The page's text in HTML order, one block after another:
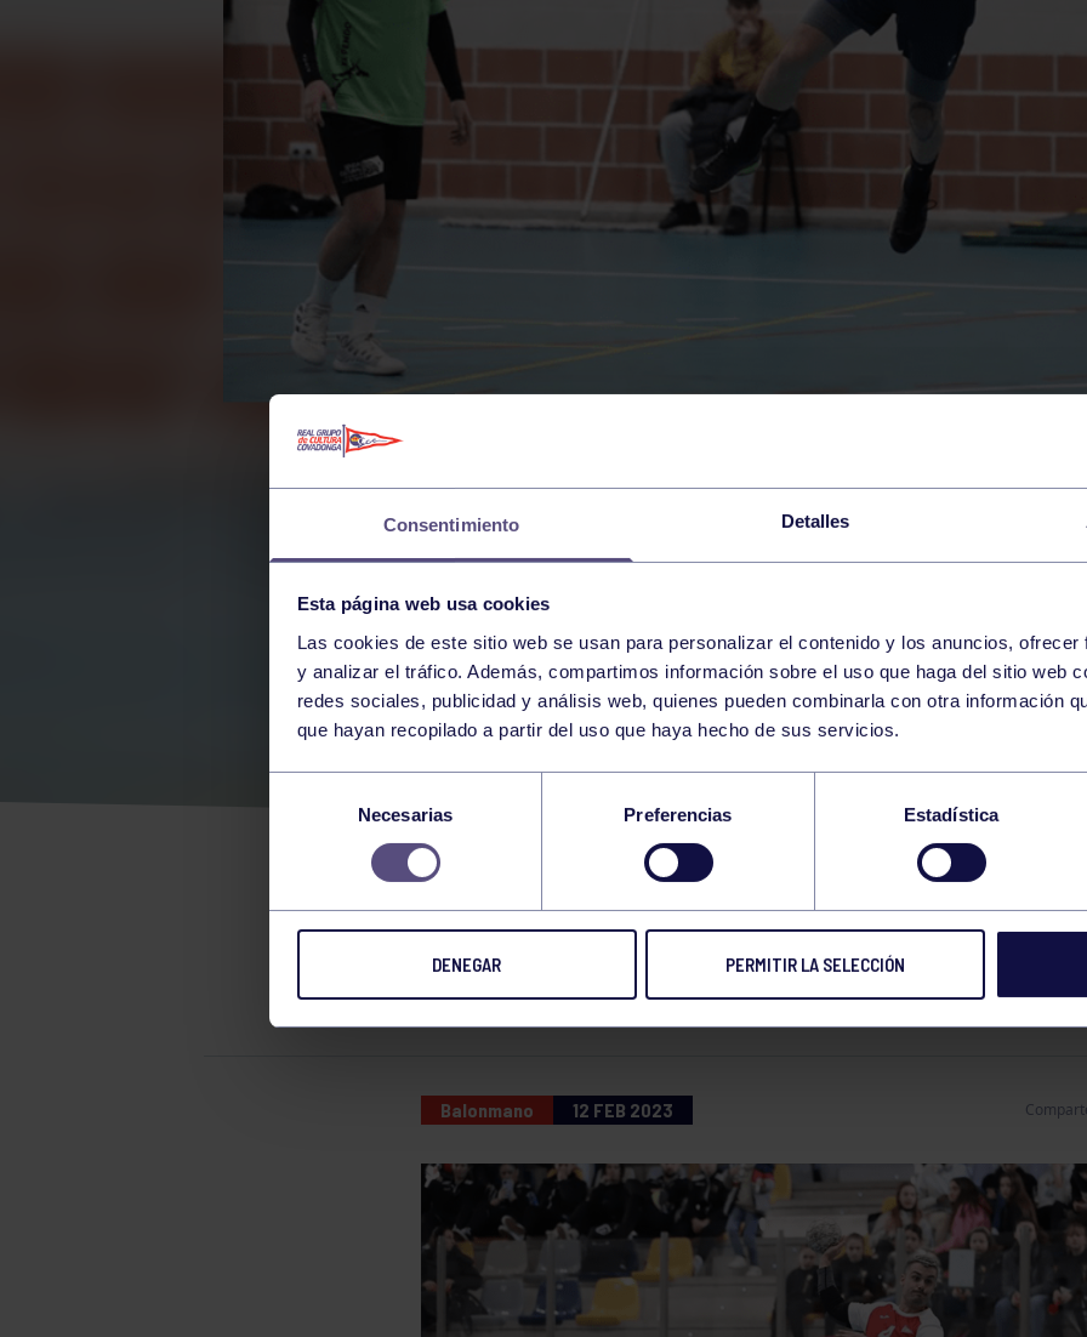
Consentimiento Detalles
Esta página web usa cookies
Las cookies de este sitio web se usan para personalizar el contenido y los anuncios,
y analizar el tráfico. Además, compartimos información sobre el uso que haga del sitio web
redes sociales, publicidad y análisis web, quienes pueden combinarla con otra información
que hayan recopilado a partir del uso que haya hecho de sus servicios.
consentimiento
Necesarias Preferencias Estadística
DENEGAR PERMITIR LA SELECCIÓN
¡A POR EL SIGUIENTE
ENCUENTRO!
CLUB BALONMANO CAMARGO 33-29 GRUPO IMQ
Balonmano 12 FEB 2023